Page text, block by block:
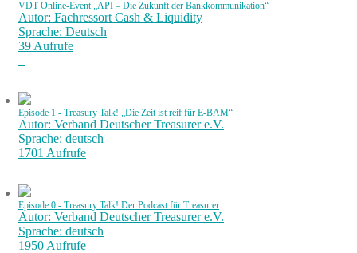
VDT Online-Event „API – Die Zukunft der Bankkommunikation“
Autor: Fachressort Cash & Liquidity
Sprache: Deutsch
39 Aufrufe
Episode 1 - Treasury Talk! „Die Zeit ist reif für E-BAM“
Autor: Verband Deutscher Treasurer e.V.
Sprache: deutsch
1701 Aufrufe
Episode 0 - Treasury Talk! Der Podcast für Treasurer
Autor: Verband Deutscher Treasurer e.V.
Sprache: deutsch
1950 Aufrufe